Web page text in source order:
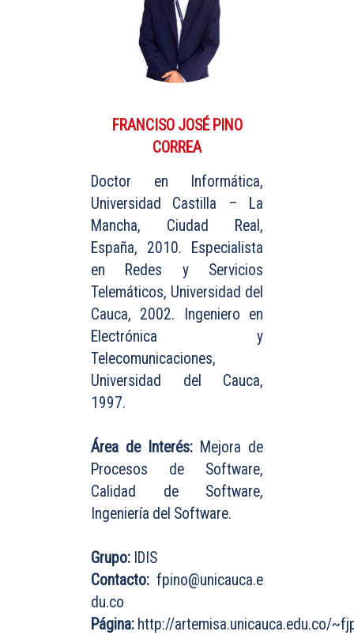
FRANCISO JOSÉ PINO
CORREA
Doctor en Informática,
Universidad Castilla – La
Mancha, Ciudad Real,
España, 2010. Especialista
en Redes y Servicios
Telemáticos, Universidad del
Cauca, 2002. Ingeniero en
Electrónica y
Telecomunicaciones,
Universidad del Cauca,
1997.
Área de Interés: Mejora de
Procesos de Software,
Calidad de Software,
Ingeniería del Software.
Grupo: IDIS
Contacto: fpino@unicauca.e
du.co
Página: http://artemisa.unicauca.edu.co/